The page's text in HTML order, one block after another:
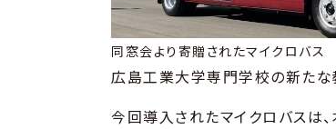
同窓会より寄贈されたマイクロバス
広島工業大学専門学校の新たな
今回導入されたマイクロバスは